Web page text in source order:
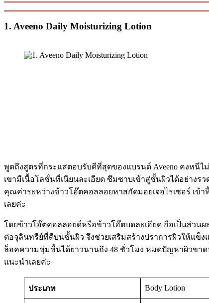
1. Aveeno Daily Moisturizing Lotion
พูดถึงสูตรที่กระแสตอบรับดีที่สุดของแบรนด์ Aveeno คงหนีไม่
เขามีเนื้อโลชั่นที่เนียนละเอียด ซึมซาบเข้าสู่ชั้นผิวได้อย่าง
คุณค่าระหว่างข้าวโอ๊ตคอลลอยหาสกัดมอยเจอไรเซอร์ เข้
เลยค่ะ
โดยข้าวโอ๊ตคอลลอยด์หรือข้าวโอ๊ตบดละเอียด ถือเป็นส่วนผ
ต่อจุลินทรีย์ที่ดีบนชั้นผิว จึงช่วยเสริมสร้างปราการผิวให้แข็
ล็อคความชุ่มชื้นได้ยาวนานถึง 48 ชั่วโมง หมดปัญหาผิวขาด
แนะนำเลยค่ะ
ประเภท Body Lotion